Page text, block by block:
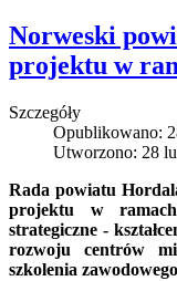
Norweski
projektu w
Szczegóły
Opublikowano:
Utworzono: 28
Rada powiatu
projektu w
strategiczne -
rozwoju centrów
szkolenia